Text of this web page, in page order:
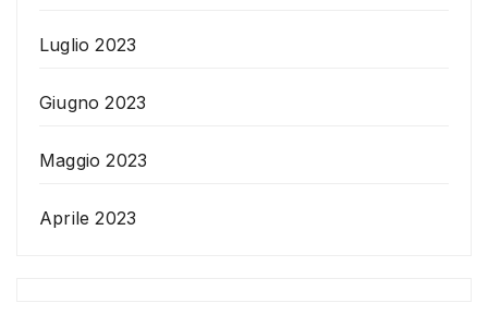
Luglio 2023
Giugno 2023
Maggio 2023
Aprile 2023